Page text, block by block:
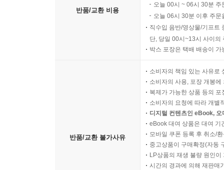
반품/교환 비용
오늘 00시 ~ 06시 30분
오늘 06시 30분 이후 주
직수입 음반/영상물/기프트
단, 당일 00시~13시 사이의
박스 포장은 택배 배송이
반품/교환 불가사유
소비자의 책임 있는 사유로
소비자의 사용, 포장 개봉
복제가 가능한 상품 등의
소비자의 요청에 따라 개별
디지털 컨텐츠인 eBook,
eBook 대여 상품은 대여 기
모바일 쿠폰 등록 후 취소/
중고상품이 구매확정(자동
LP상품의 재생 불량 원인
시간의 경과에 의해 재판매